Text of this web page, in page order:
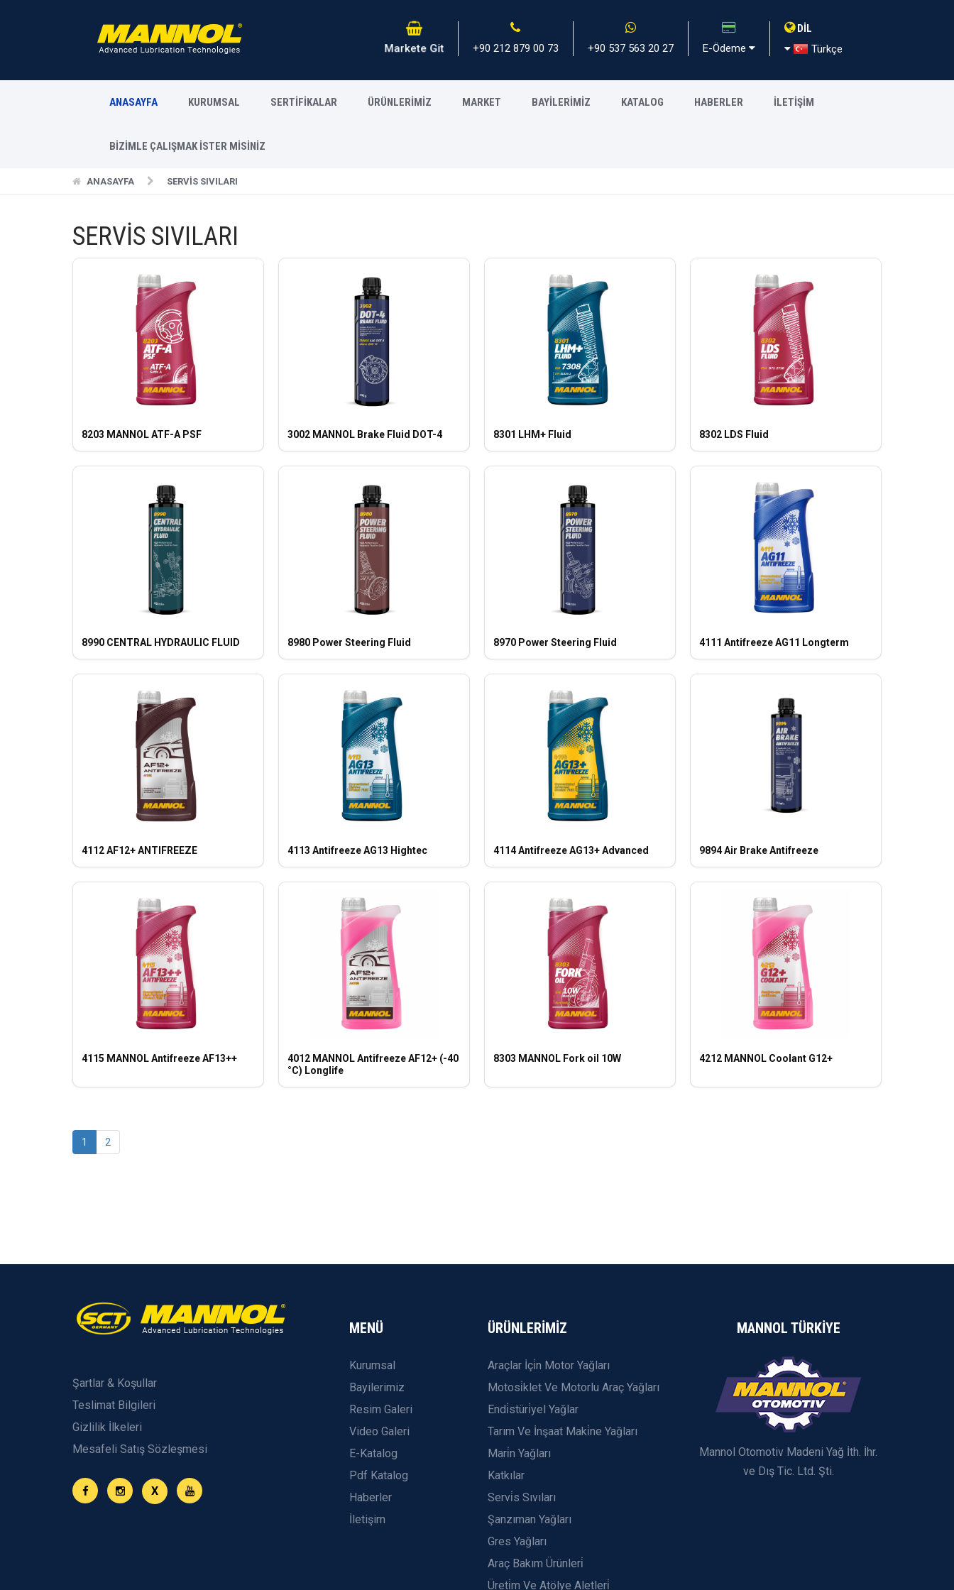
Markete Git +90 212 879 00 73 +90 537 563 20 27 E-Ödeme
DİL
Türkçe
ANASAYFA KURUMSAL SERTİFİKALAR ÜRÜNLERİMİZ MARKET BAYİLERİMİZ KATALOG HABERLER İLETİŞİM
BİZİMLE ÇALIŞMAK İSTER MİSİNİZ
ANASAYFA SERVİS SIVILARI
SERVİS SIVILARI
8203 MANNOL ATF-A PSF 3002 MANNOL Brake Fluid DOT-4 8301 LHM+ Fluid 8302 LDS Fluid
8990 CENTRAL HYDRAULIC FLUID 8980 Power Steering Fluid 8970 Power Steering Fluid 4111 Antifreeze AG11 Longterm
4112 AF12+ ANTIFREEZE 4113 Antifreeze AG13 Hightec 4114 Antifreeze AG13+ Advanced 9894 Air Brake Antifreeze
4115 MANNOL Antifreeze AF13++
4012 MANNOL Antifreeze AF12+ (-40
°C) Longlife
8303 MANNOL Fork oil 10W 4212 MANNOL Coolant G12+
1 2
Şartlar & Koşullar
Teslimat Bilgileri
Gizlilik İlkeleri
Mesafeli Satış Sözleşmesi
X
MENÜ
Kurumsal
Bayilerimiz
Resim Galeri
Video Galeri
E-Katalog
Pdf Katalog
Haberler
İletişim
ÜRÜNLERİMİZ
Araçlar İçi̇n Motor Yağları
Motosi̇klet Ve Motorlu Araç Yağları
Endi̇stüri̇yel Yağlar
Tarım Ve İnşaat Maki̇ne Yağları
Mari̇n Yağları
Katkılar
Servi̇s Sıvıları
Şanzıman Yağları
Gres Yağları
Araç Bakım Ürünleri̇
Üreti̇m Ve Atölye Aletleri̇
MANNOL TÜRKİYE
Mannol Otomotiv Madeni Yağ İth. İhr.
ve Dış Tic. Ltd. Şti.